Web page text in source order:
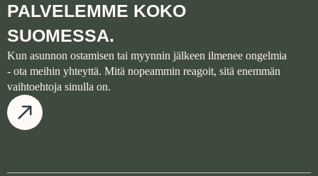
PALVELEMME KOKO
SUOMESSA.
Kun asunnon ostamisen tai myynnin jälkeen ilmenee ongelmia
- ota meihin yhteyttä. Mitä nopeammin reagoit, sitä enemmän
vaihtoehtoja sinulla on.